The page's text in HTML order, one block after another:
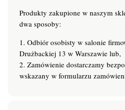
Produkty zakupione w naszym
dwa sposoby:
1. Odbiór osobisty w salonie
Drużbackiej 13 w Warszawie lub,
2. Zamówienie dostarczamy
wskazany w formularzu